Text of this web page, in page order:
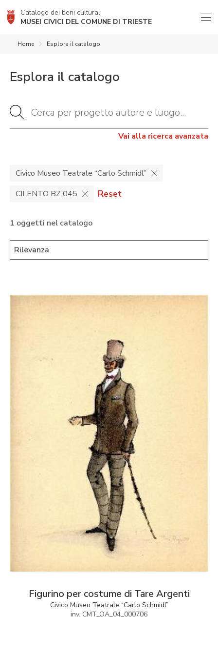
Catalogo dei beni culturali
MUSEI CIVICI DEL COMUNE DI TRIESTE
Home Esplora il catalogo
Esplora il catalogo
Vai alla ricerca avanzata
Civico Museo Teatrale “Carlo Schmidl”
CILENTO BZ 045
Reset
1 oggetti nel catalogo
Figurino per costume di Tare Argenti
Civico Museo Teatrale “Carlo Schmidl”
inv. CMT_OA_04_000706